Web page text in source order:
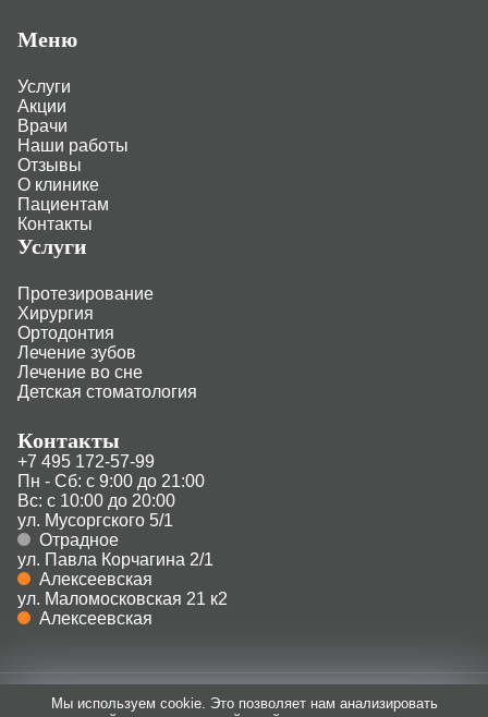
Меню
Услуги
Акции
Врачи
Наши работы
Отзывы
О клинике
Пациентам
Контакты
Услуги
Протезирование
Хирургия
Ортодонтия
Лечение зубов
Лечение во сне
Детская стоматология
Контакты
+7 495 172-57-99
Пн - Сб: с 9:00 до 21:00
Вс: с 10:00 до 20:00
ул. Мусоргского 5/1
Отрадное
ул. Павла Корчагина 2/1
Алексеевская
ул. Маломосковская 21 к2
Алексеевская
Мы используем cookie. Это позволяет нам анализировать